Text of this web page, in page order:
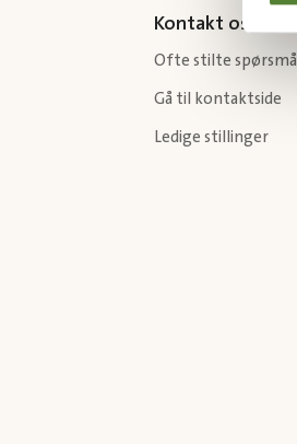
Kontakt oss
Ofte stilte spørsmål
Gå til kontaktside
Ledige stillinger